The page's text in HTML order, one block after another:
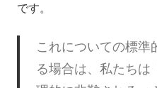
です。
これについての標準
る場合は、私たちは